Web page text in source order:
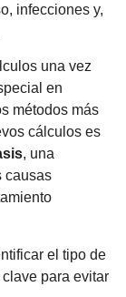
infecciones y,
una vez
en
métodos más
cálculos es
, una
causas
el tipo de
para evitar